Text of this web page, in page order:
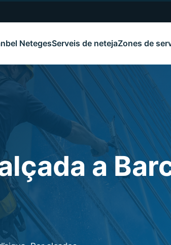
NetegesServeis de netejaZones de
a